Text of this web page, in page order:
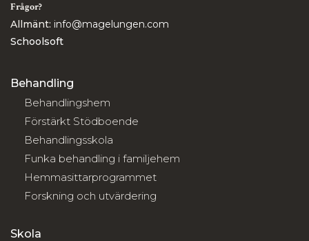
Frågor?
Allmänt: info@magelungen.com
Schoolsoft
Behandling
Behandlingshem
Förstärkt Stödboende
Behandlingsskola
Funka behandling i familjehem
Hemmasittarprogrammet
Forskning och utvärdering
Skola